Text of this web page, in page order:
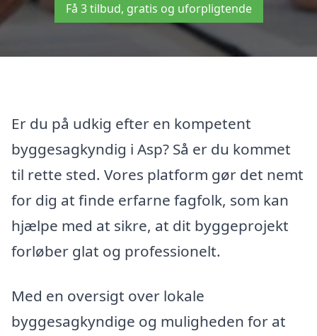
Få 3 tilbud, gratis og uforpligtende
Er du på udkig efter en kompetent
byggesagkyndig i Asp? Så er du kommet
til rette sted. Vores platform gør det nemt
for dig at finde erfarne fagfolk, som kan
hjælpe med at sikre, at dit byggeprojekt
forløber glat og professionelt.
Med en oversigt over lokale
byggesagkyndige og muligheden for at